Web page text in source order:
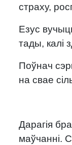
страху,
Езус
тады, калі
Поўнач
на свае
Дарагія
маўчанні.